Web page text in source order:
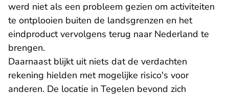
werd niet als een probleem gezien om activiteiten
te ontplooien buiten de landsgrenzen en het
eindproduct vervolgens terug naar Nederland te
brengen.
Daarnaast blijkt uit niets dat de verdachten
rekening hielden met mogelijke risico's voor
anderen. De locatie in Tegelen bevond zich